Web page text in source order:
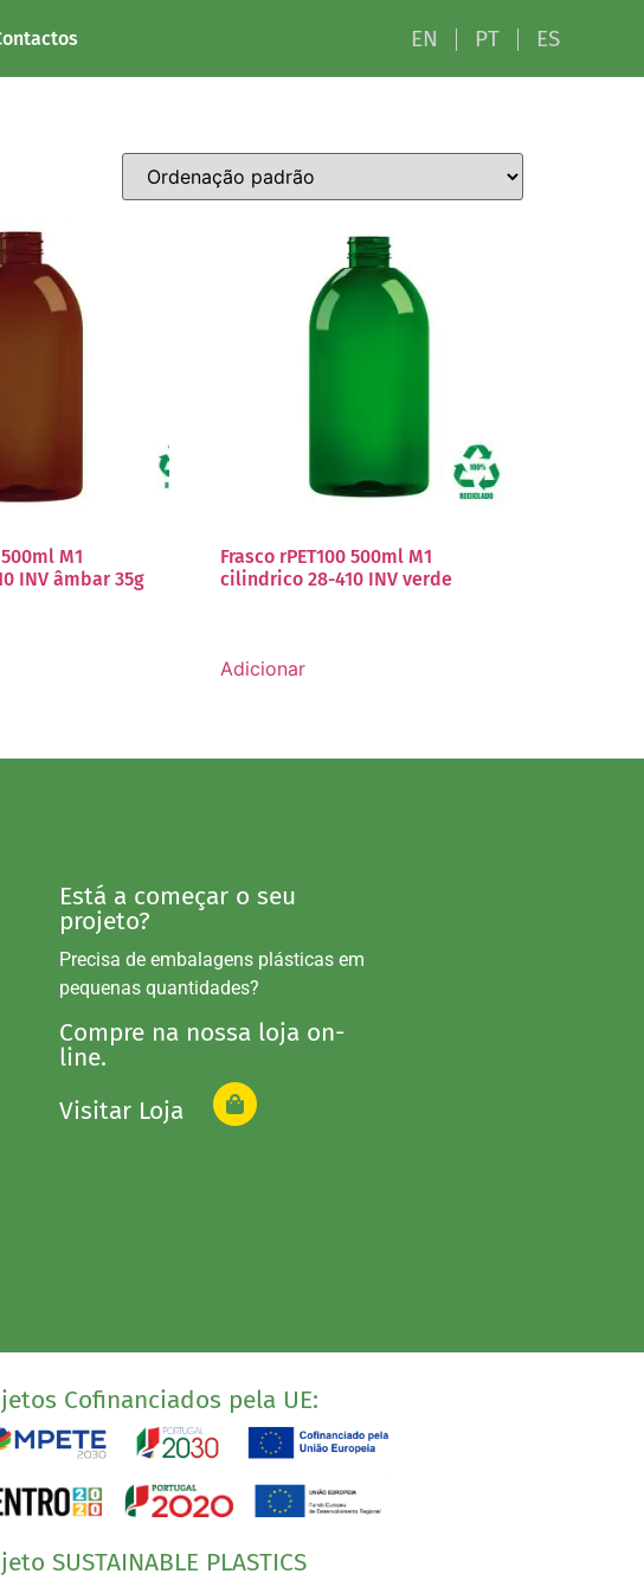
EN PT ES
M1
INV âmbar 35g
Frasco rPET100 500ml M1
cilindrico 28-410 INV verde
Adicionar
Está a começar o seu
projeto?
Precisa de embalagens plásticas em
pequenas quantidades?
Compre na nossa loja on-
line.
Visitar Loja
Cofinanciados pela UE:
SUSTAINABLE PLASTICS